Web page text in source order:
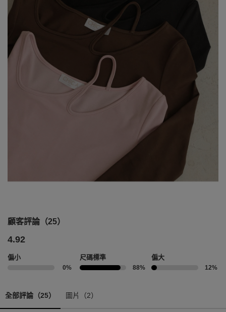
顧客評論（25）
4.92
偏小
0%
尺碼標準
88%
偏大
12%
全部評論（25） 圖片（2）